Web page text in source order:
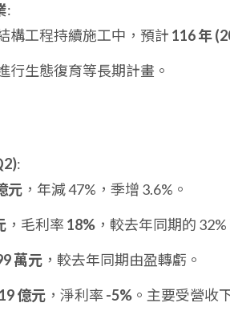
:
構工程持續施工中，預計 116 年
行生態復育等長期計畫。
:
元 ，年減 47%，季增 3.6%。
，毛利率 18% ，較去年同期的
萬元 ，較去年同期由盈轉虧。
億元 ，淨利率 -5% 。主要受營收